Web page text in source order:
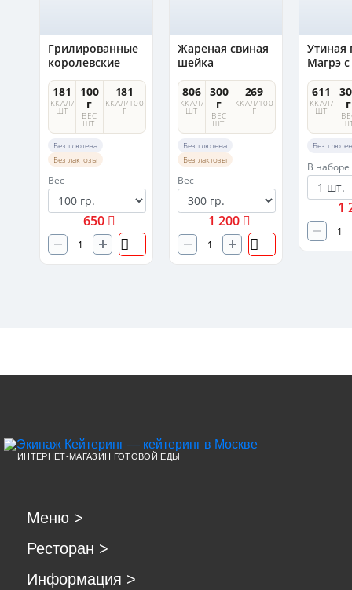
Грилированные
королевские
креветки
181
ККАЛ/
ШТ
100
г
ВЕС
ШТ.
181
ККАЛ/100
Г
Без глютена
Без лактозы
Вес
650
Жареная свиная
шейка
806
ККАЛ/
ШТ
300
г
ВЕС
ШТ.
269
ККАЛ/100
Г
Без глютена
Без лактозы
Вес
1 200
Утиная
Магрэ
соусом
611
ККАЛ/
ШТ
г
Без
В наборе
1
ИНТЕРНЕТ-МАГАЗИН ГОТОВОЙ ЕДЫ
Меню >
Ресторан >
Информация >